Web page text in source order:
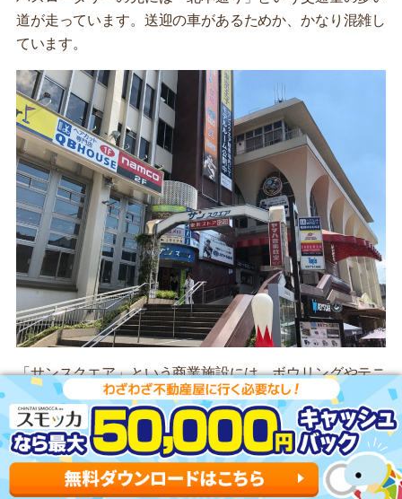
道が走っています。送迎の車があるためか、かなり混雑し
ています。
「サンスクエア」という商業施設には、ボウリングやテニ
スコート、漫画喫茶などが入っているので休日の暇つぶし
におすすめです。
スーパーの「東武ストア」もサンスクエア内にあるので、
普段の買い物もついでにできます。